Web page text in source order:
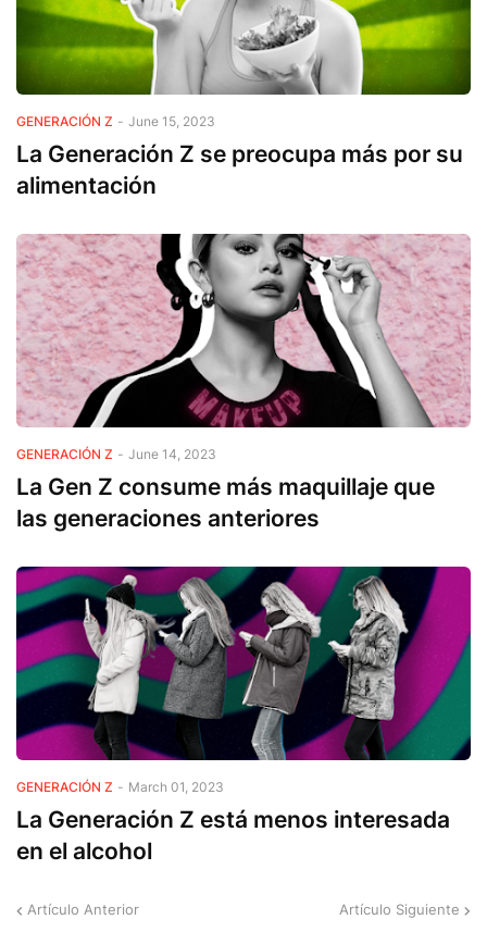
GENERACIÓN Z - June 15, 2023
La Generación Z se preocupa más por su
alimentación
GENERACIÓN Z - June 14, 2023
La Gen Z consume más maquillaje que
las generaciones anteriores
GENERACIÓN Z - March 01, 2023
La Generación Z está menos interesada
en el alcohol
Artículo Anterior Artículo Siguiente